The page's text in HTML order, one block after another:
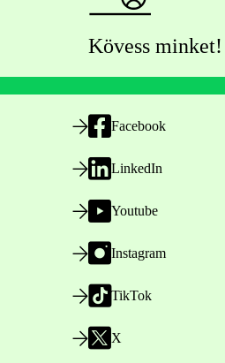
Kövess minket!
Facebook
LinkedIn
Youtube
Instagram
TikTok
X